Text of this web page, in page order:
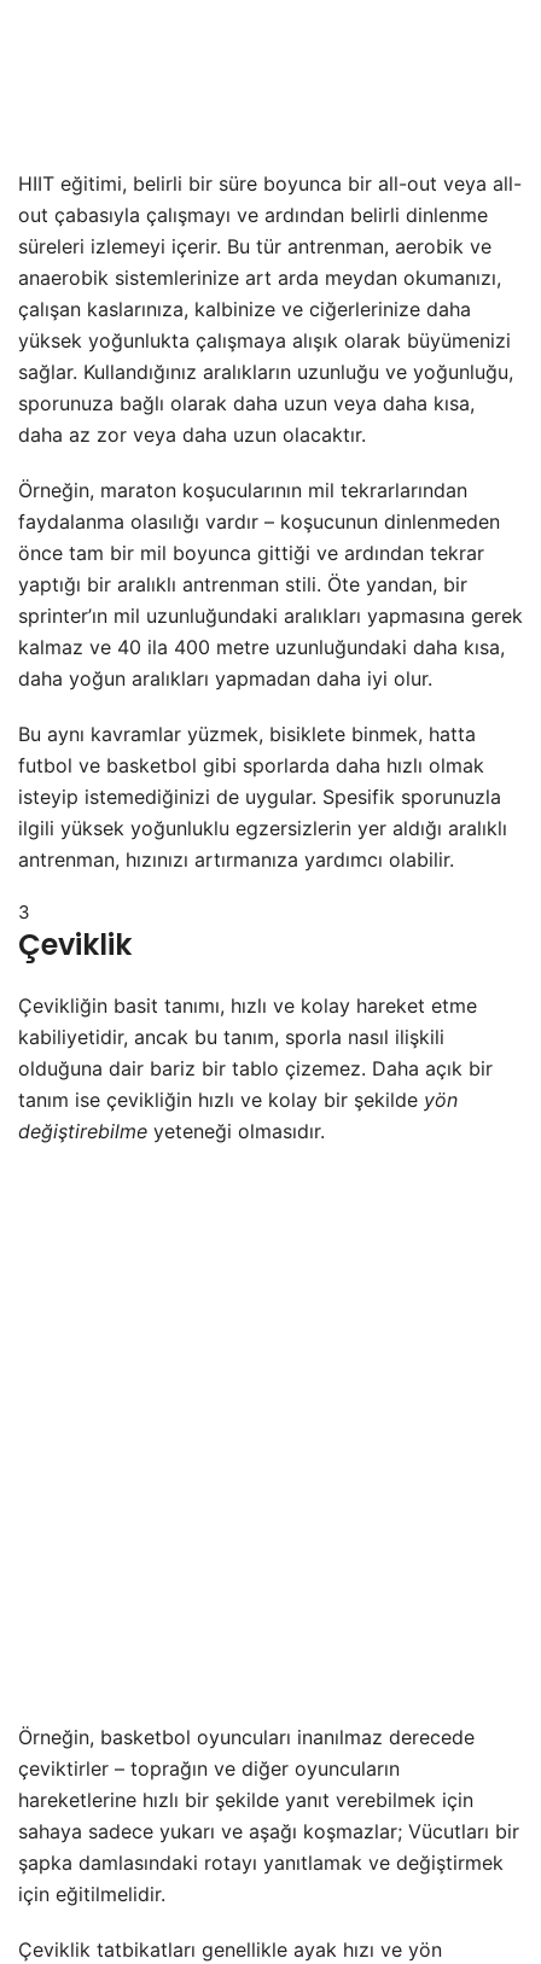
HIIT eğitimi, belirli bir süre boyunca bir all-out veya all-
out çabasıyla çalışmayı ve ardından belirli dinlenme
süreleri izlemeyi içerir. Bu tür antrenman, aerobik ve
anaerobik sistemlerinize art arda meydan okumanızı,
çalışan kaslarınıza, kalbinize ve ciğerlerinize daha
yüksek yoğunlukta çalışmaya alışık olarak büyümenizi
sağlar. Kullandığınız aralıkların uzunluğu ve yoğunluğu,
sporunuza bağlı olarak daha uzun veya daha kısa,
daha az zor veya daha uzun olacaktır.
Örneğin, maraton koşucularının mil tekrarlarından
faydalanma olasılığı vardır – koşucunun dinlenmeden
önce tam bir mil boyunca gittiği ve ardından tekrar
yaptığı bir aralıklı antrenman stili. Öte yandan, bir
sprinter’ın mil uzunluğundaki aralıkları yapmasına gerek
kalmaz ve 40 ila 400 metre uzunluğundaki daha kısa,
daha yoğun aralıkları yapmadan daha iyi olur.
Bu aynı kavramlar yüzmek, bisiklete binmek, hatta
futbol ve basketbol gibi sporlarda daha hızlı olmak
isteyip istemediğinizi de uygular. Spesifik sporunuzla
ilgili yüksek yoğunluklu egzersizlerin yer aldığı aralıklı
antrenman, hızınızı artırmanıza yardımcı olabilir.
3
Çeviklik
Çevikliğin basit tanımı, hızlı ve kolay hareket etme
kabiliyetidir, ancak bu tanım, sporla nasıl ilişkili
olduğuna dair bariz bir tablo çizemez. Daha açık bir
tanım ise çevikliğin hızlı ve kolay bir şekilde yön
değiştirebilme yeteneği olmasıdır.
Örneğin, basketbol oyuncuları inanılmaz derecede
çeviktirler – toprağın ve diğer oyuncuların
hareketlerine hızlı bir şekilde yanıt verebilmek için
sahaya sadece yukarı ve aşağı koşmazlar; Vücutları bir
şapka damlasındaki rotayı yanıtlamak ve değiştirmek
için eğitilmelidir.
Çeviklik tatbikatları genellikle ayak hızı ve yön